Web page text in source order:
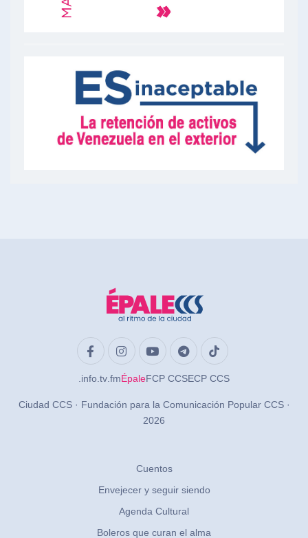
.info .tv .fmÉpaleFCP CCSECP CCS
Ciudad CCS · Fundación para la Comunicación Popular CCS ·
2026
Cuentos
Envejecer y seguir siendo
Agenda Cultural
Boleros que curan el alma